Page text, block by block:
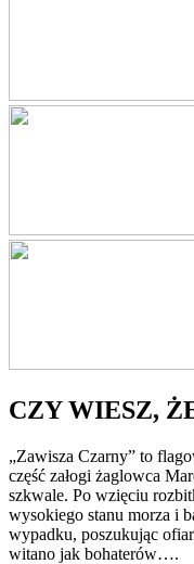
CZY WIESZ,
„Zawisza Czarny” to
część załogi żaglowca
szkwale. Po wzięciu
wysokiego stanu morza i
wypadku, poszukując
witano jak bohaterów….